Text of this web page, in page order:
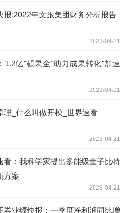
报:2022年文旅集团财务分析报告
2023-04-21
1.2亿“硕果金”助力成果转化“加速
2023-04-21
理_什么叫做开模_世界速看
2023-04-21
看：我科学家提出多能级量子比特
方案
2023-04-21
券业绩快报：一季度净利润同比增